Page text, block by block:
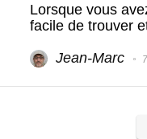
Lorsque vous
facile de trouver
Jean-Marc